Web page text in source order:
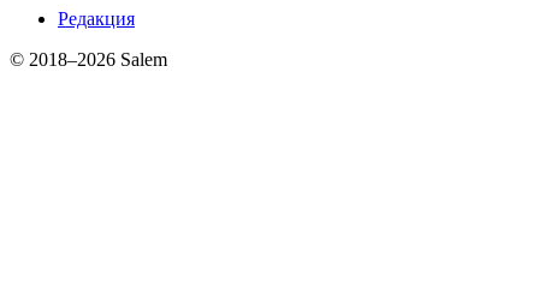
Редакция
© 2018–2026 Salem